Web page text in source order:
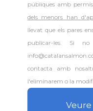
públiques amb
dels menors han
llevat que els pares
publicar-les. Si
contacta amb
l'eliminarem o la